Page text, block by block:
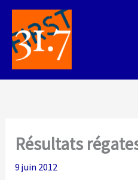
Aller
contenu
Résultats
9 juin 2012